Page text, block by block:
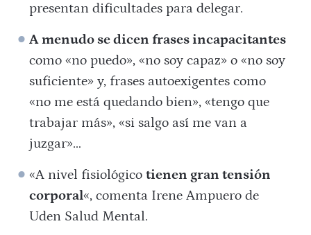
presentan dificultades para delegar.
A menudo se dicen frases incapacitantes
como «no puedo», «no soy capaz» o «no soy
suficiente» y, frases autoexigentes como
«no me está quedando bien», «tengo que
trabajar más», «si salgo así me van a
juzgar»…
«A nivel fisiológicotienen gran tensión
corporal«, comenta Irene Ampuero de
Uden Salud Mental.